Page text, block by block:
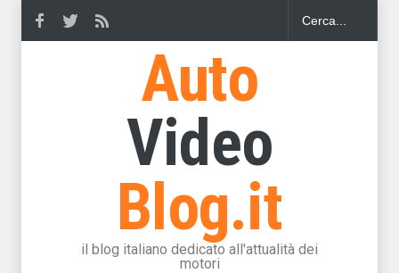
Auto
Video
Blog.it
il blog italiano dedicato all'attualità dei
motori